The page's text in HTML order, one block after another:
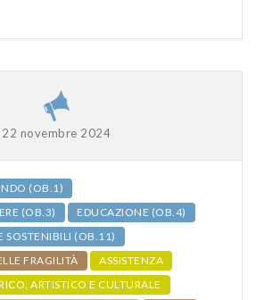
22 novembre 2024
(OB.1)
(OB.3)
EDUCAZIONE (OB.4)
SOSTENIBILI (OB.11)
FRAGILITÀ
ASSISTENZA
ARTISTICO E CULTURALE